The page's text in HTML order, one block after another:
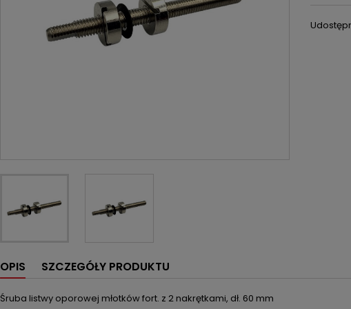
OPIS SZCZEGÓŁY PRODUKTU
Śruba listwy oporowej młotków fort. z 2 nakrętkami, dł. 60 mm